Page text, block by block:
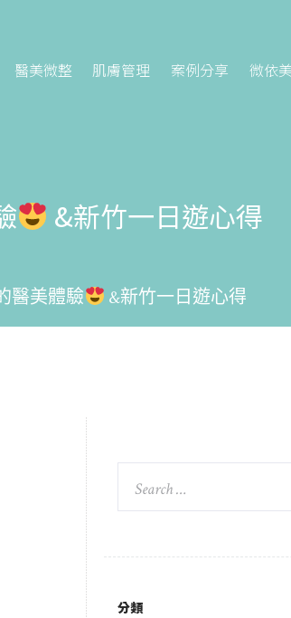
醫美微整 肌膚管理 案例分享 微依
&新竹一日遊心得
醫美體驗 &新竹一日遊心得
分類